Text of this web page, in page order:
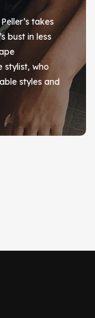
takes
bust in less
stylist, who
styles and